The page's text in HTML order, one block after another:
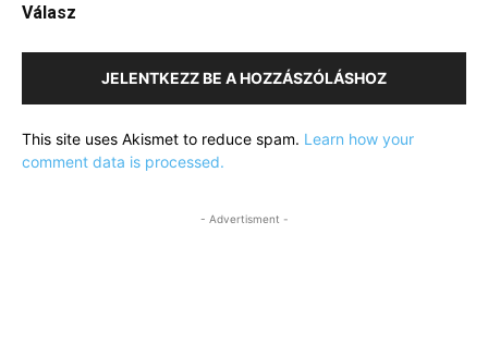
Válasz
JELENTKEZZ BE A HOZZÁSZÓLÁSHOZ
This site uses Akismet to reduce spam. Learn how your
comment data is processed.
- Advertisment -